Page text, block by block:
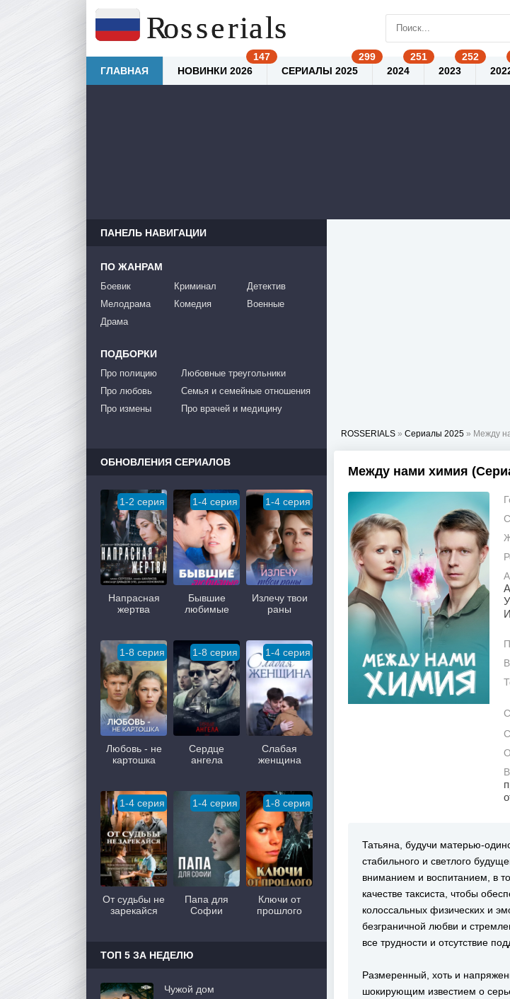
ROSSERIALS » Сериалы 2025 » Между
Между нами химия
Татьяна, будучи матерью-
стабильного и светлого
вниманием и воспитанием, в
качестве таксиста, чтобы
колоссальных физических и
безграничной любви и
все трудности и отсутствие
Размеренный, хоть и
шокирующим известием о
ПАНЕЛЬ НАВИГАЦИИ
ПО ЖАНРАМ
Боевик
Мелодрама
Драма
Криминал
Комедия
Детектив
Военные
ПОДБОРКИ
Про полицию
Про любовь
Про измены
Любовные треугольники
Семья и семейные отношения
Про врачей и медицину
ОБНОВЛЕНИЯ СЕРИАЛОВ
1-2 серия
Напрасная
жертва
1-4 серия
Бывшие
любимые
1-4 серия
Излечу твои
раны
1-8 серия
Любовь - не
картошка
1-8 серия
Сердце
ангела
1-4 серия
Слабая
женщина
1-4 серия
От судьбы не
зарекайся
1-4 серия
Папа для
Софии
1-8 серия
Ключи от
прошлого
ТОП 5 ЗА НЕДЕЛЮ
Чужой дом
ГЛАВНАЯ НОВИНКИ 2026 СЕРИАЛЫ 2025 2024 2023